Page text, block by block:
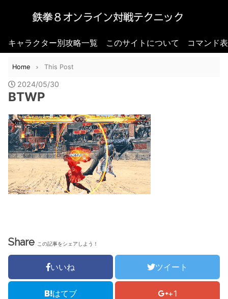
キャラクター別攻略一覧 このサイトについて コマンド
Home This Post
2024/05/30
BTWP
Share この記事をシェアしよう！
いいね ツイート
はてブ +1